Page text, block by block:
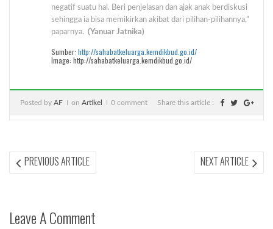
negatif suatu hal. Beri penjelasan dan ajak anak berdiskusi
sehingga ia bisa memikirkan akibat dari pilihan-pilihannya,”
paparnya. (Yanuar Jatnika)
Sumber: http://sahabatkeluarga.kemdikbud.go.id/
Image: http://sahabatkeluarga.kemdikbud.go.id/
Posted by AF on Artikel 0 comment Share this article :
Post
PREVIOUS ARTICLEPREVIOUS
ARTICLE:
NEXT ARTICLE
Leave A Comment